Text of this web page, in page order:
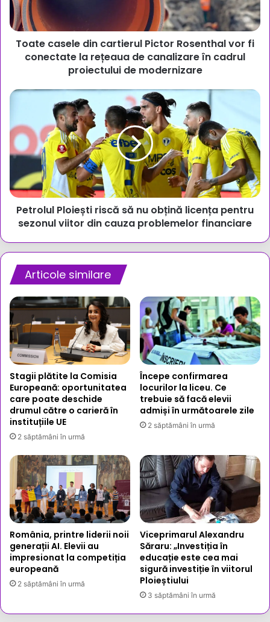
vor
fi
conectate
rețeaua
în
de
modernizare
Toate casele din cartierul Pictor Rosenthal vor fi
conectate la rețeaua de canalizare în cadrul
proiectului de modernizare
Petrolul
să
nu
obțină
licența
pentru
sezonul
viitor
din
Petrolul Ploiești riscă să nu obțină licența pentru
sezonul viitor din cauza problemelor financiare
Articole similare
Stagii plătite la Comisia
Europeană: oportunitatea
care poate deschide
drumul către o carieră în
instituțiile UE
2 săptămâni în urmă
Începe confirmarea
locurilor la liceu. Ce
trebuie să facă elevii
admiși în următoarele zile
2 săptămâni în urmă
România, printre liderii noii
generații AI. Elevii au
impresionat la competiția
europeană
2 săptămâni în urmă
Viceprimarul Alexandru
Săraru: „Investiția în
educație este cea mai
sigură investiție în viitorul
Ploieștiului
3 săptămâni în urmă